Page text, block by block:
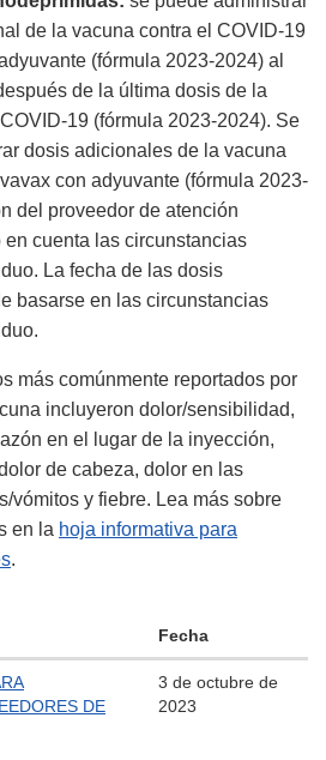
de la vacuna contra el COVID-19
(fórmula 2023-2024) al
de la última dosis de la
19 (fórmula 2023-2024). Se
dosis adicionales de la vacuna
con adyuvante (fórmula 2023-
del proveedor de atención
en cuenta las circunstancias
La fecha de las dosis
basarse en las circunstancias
más comúnmente reportados por
incluyeron dolor/sensibilidad,
en el lugar de la inyección,
de cabeza, dolor en las
vómitos y fiebre. Lea más sobre
en la hoja informativa para
.
Fecha
DE
3 de octubre de
2023